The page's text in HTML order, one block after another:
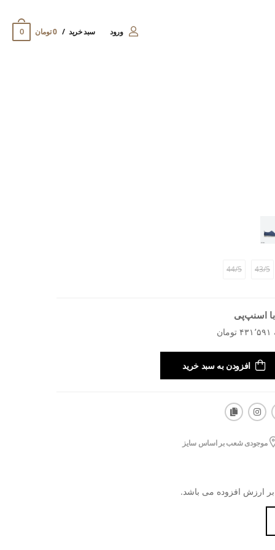
ورود سبد خرید 0 تومان 0
43/5
44/5
اسنپ‌پی
افزودن به سبد خرید
موجودی شعب بر اساس سایز